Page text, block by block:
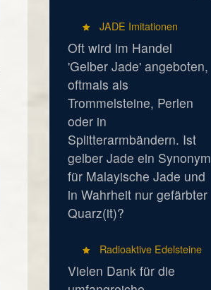
JADE Imitationen
Oft wird im Handel
'Gelber Jade' angeboten,
oftmals als
Trommelsteine, Perlen
oder in
Splitterarmbändern. Ist
gelber Jade ein Synonym
für Malayische Jade und
in Wahrheit nur gefärbter
Quarz(it)?
Radioaktive Edelsteine
Vielen Dank für die